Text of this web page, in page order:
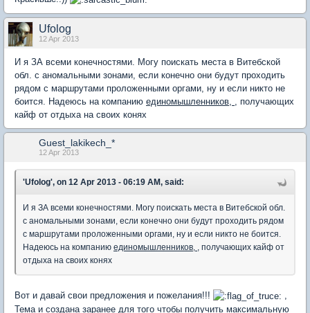
Ufolog
12 Apr 2013
И я ЗА всеми конечностями. Могу поискать места в Витебской
обл. с аномальными зонами, если конечно они будут проходить
рядом с маршрутами проложенными оргами, ну и если никто не
боится. Надеюсь на компанию единомышленников,
, получающих
кайф от отдыха на своих конях
Guest_lakikech_*
12 Apr 2013
'Ufolog', on 12 Apr 2013 - 06:19 AM, said:
И я ЗА всеми конечностями. Могу поискать места в Витебской обл.
с аномальными зонами, если конечно они будут проходить рядом
с маршрутами проложенными оргами, ну и если никто не боится.
Надеюсь на компанию единомышленников,
, получающих кайф от
отдыха на своих конях
Вот и давай свои предложения и пожелания!!!
Тема и создана заранее для того чтобы получить максимальную